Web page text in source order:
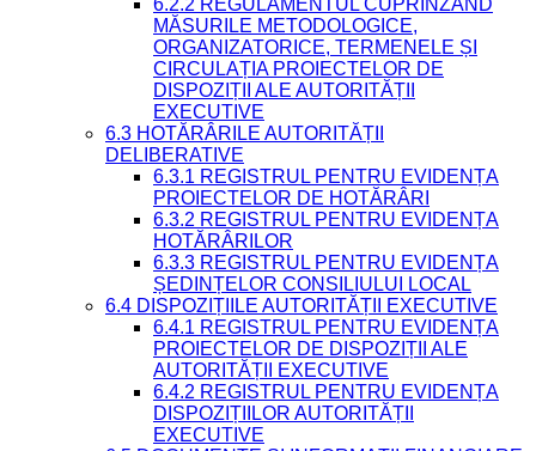
6.2.2 REGULAMENTUL CUPRINZÂND
MĂSURILE METODOLOGICE,
ORGANIZATORICE, TERMENELE ȘI
CIRCULAȚIA PROIECTELOR DE
DISPOZIȚII ALE AUTORITĂȚII
EXECUTIVE
6.3 HOTĂRÂRILE AUTORITĂȚII
DELIBERATIVE
6.3.1 REGISTRUL PENTRU EVIDENȚA
PROIECTELOR DE HOTĂRÂRI
6.3.2 REGISTRUL PENTRU EVIDENȚA
HOTĂRÂRILOR
6.3.3 REGISTRUL PENTRU EVIDENȚA
ȘEDINȚELOR CONSILIULUI LOCAL
6.4 DISPOZIȚIILE AUTORITĂȚII EXECUTIVE
6.4.1 REGISTRUL PENTRU EVIDENȚA
PROIECTELOR DE DISPOZIȚII ALE
AUTORITĂȚII EXECUTIVE
6.4.2 REGISTRUL PENTRU EVIDENȚA
DISPOZIȚIILOR AUTORITĂȚII
EXECUTIVE